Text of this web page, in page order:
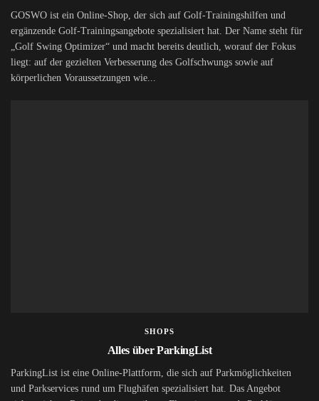
GOSWO ist ein Online-Shop, der sich auf Golf-Trainingshilfen und
ergänzende Golf-Trainingsangebote spezialisiert hat. Der Name steht für
„Golf Swing Optimizer“ und macht bereits deutlich, worauf der Fokus
liegt: auf der gezielten Verbesserung des Golfschwungs sowie auf
körperlichen Voraussetzungen wie...
SHOPS
Alles über ParkingList
ParkingList ist eine Online-Plattform, die sich auf Parkmöglichkeiten
und Parkservices rund um Flughäfen spezialisiert hat. Das Angebot